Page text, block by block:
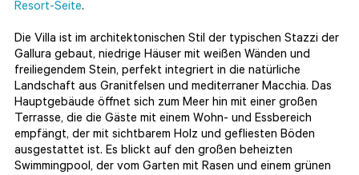
Resort-Seite.
Die Villa ist im architektonischen Stil der typischen Stazzi der
Gallura gebaut, niedrige Häuser mit weißen Wänden und
freiliegendem Stein, perfekt integriert in die natürliche
Landschaft aus Granitfelsen und mediterraner Macchia. Das
Hauptgebäude öffnet sich zum Meer hin mit einer großen
Terrasse, die die Gäste mit einem Wohn- und Essbereich
empfängt, der mit sichtbarem Holz und gefliesten Böden
ausgestattet ist. Es blickt auf den großen beheizten
Swimmingpool, der vom Garten mit Rasen und einem grünen